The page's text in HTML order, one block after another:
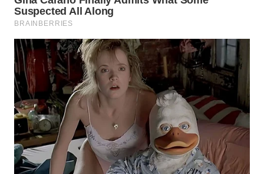
SIMALUNGUN
WN
LABUHANBATU
WN
TAPANULI
TENGAH
WN DELI
SERDANG